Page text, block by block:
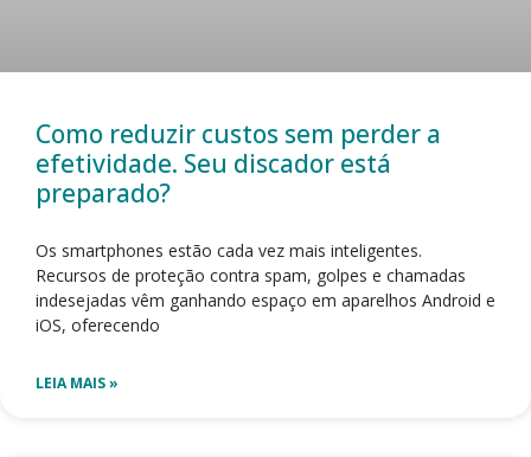
Como reduzir custos sem perder a
efetividade. Seu discador está
preparado?
Os smartphones estão cada vez mais inteligentes.
Recursos de proteção contra spam, golpes e chamadas
indesejadas vêm ganhando espaço em aparelhos Android e
iOS, oferecendo
LEIA MAIS »